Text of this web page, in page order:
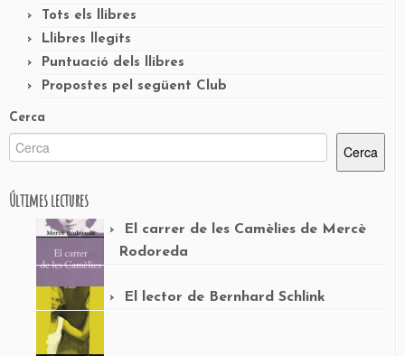
Tots els llibres
Llibres llegits
Puntuació dels llibres
Propostes pel següent Club
Cerca
Cerca
Últimes lectures
El carrer de les Camèlies de Mercè
Rodoreda
El lector de Bernhard Schlink